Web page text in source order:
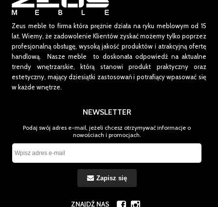
Zeus meble to firma która prężnie działa na ryku meblowym od 15
lat. Wiemy, że zadowolenie Klientów zyskać możemy tylko poprzez
profesjonalną obsługę, wysoką jakość produktów i atrakcyjną ofertę
handlową. Nasze meble to doskonała odpowiedź na aktualne
trendy wnętrzarskie, którą stanowi produkt praktyczny oraz
estetyczny, mający dziesiątki zastosowań i potrafiący wpasować się
w każde wnętrze.
NEWSLETTER
Podaj swój adres e-mail, jeżeli chcesz otrzymywać informacje o
nowościach i promocjach.
Zapisz się
ZNAJDŹ NAS